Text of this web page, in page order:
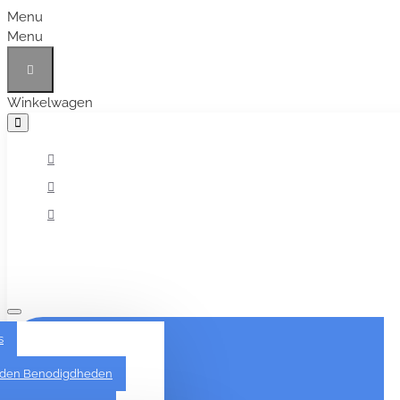
Menu
Menu
Winkelwagen
Alles
Benodigdheden